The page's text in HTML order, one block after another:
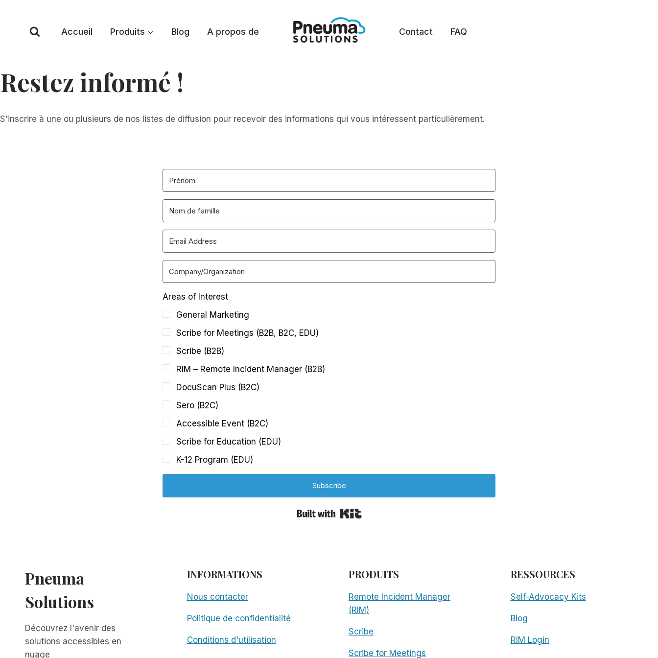
content
Accueil Produits Blog A propos de Contact FAQ
Restez informé !
S'inscrire à une ou plusieurs de nos listes de diffusion pour recevoir des informations qui vous intéressent particulièrement.
Areas of Interest
General Marketing
Scribe for Meetings (B2B, B2C, EDU)
Scribe (B2B)
RIM – Remote Incident Manager (B2B)
DocuScan Plus (B2C)
Sero (B2C)
Accessible Event (B2C)
Scribe for Education (EDU)
K-12 Program (EDU)
Subscribe
Pneuma
Solutions
Découvrez l'avenir des
solutions accessibles en
nuage
INFORMATIONS
Nous contacter
Politique de confidentialité
Conditions d'utilisation
PRODUITS
Remote Incident Manager
(RIM)
Scribe
Scribe for Meetings
RESSOURCES
Self-Advocacy Kits
Blog
RIM Login